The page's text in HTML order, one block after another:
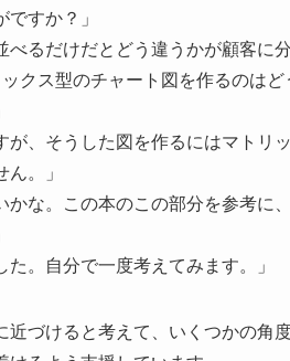
すか？」
べるだけだとどう違うかが顧客に
クス型のチャート図を作るのは
が、そうした図を作るにはマトリ
。」
かな。この本のこの部分を参考に
。自分で一度考えてみます。」
づけると考えて、いくつかの角